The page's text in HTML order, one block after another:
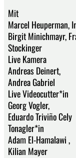
Mit
Marcel Heuperman,
Birgit Minichmayr,
Stockinger
Live Kamera
Andreas Deinert,
Andrea Gabriel
Live Videocutter*in
Georg Vogler,
Eduardo Triviño Cely
Tonagler*in
Adam El-Hamalawi ,
Kilian Mayer